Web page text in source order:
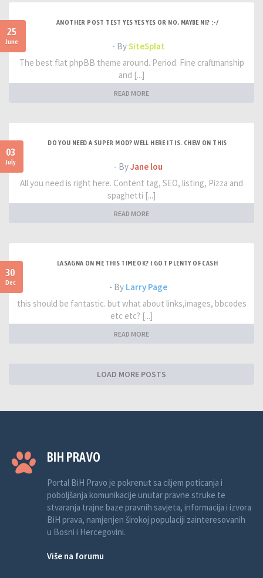
25
June
ANOTHER POST TEST YES YES YES OR NO, MAYBE NI? :-/
- BySiteSplat
The best flat phpBB theme around. Period. Fine craftmanship
and [...]
READ MORE
03
July
DO YOU NEED A SUPER MOD? WELL HERE IT IS. CHEW ON THIS
- ByJane lou
All you need is right here. Content tag, SEO, listing, Pizza and
spaghetti [...]
READ MORE
30
Dec
LASAGNA ON ME THIS TIME OK? I GOT PLENTY OF CASH
- By Larry Page
this should be fantastic. but what about links,images, bbcodes
etc etc? [...]
READ MORE
LOAD MORE POSTS
BIH PRAVO
Portal BiH Pravo je pokrenut sa ciljem poticanja i
poboljšanja komunikacije unutar pravne struke te
stvaranja trajne baze pravnih savjeta, informacija i izvora
BiH prava, namjenjen širokoj populaciji zainteresovanih
u Bosni i Hercegovini.
Više na forumu